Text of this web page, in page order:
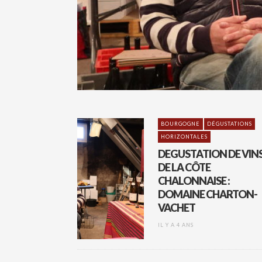
BOURGOGNE
DÉGUSTATIONS
HORIZONTALES
DEGUSTATION DE
DE LA CÔTE
CHALONNAISE :
DOMAINE CHARTON-
VACHET
IL Y A 4 ANS